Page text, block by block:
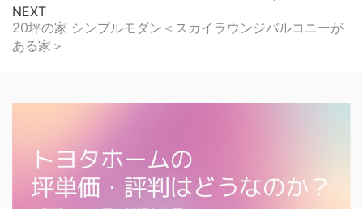
NEXT
20坪の家 シンプルモダン＜スカイラウンジバルコニーが
ある家＞